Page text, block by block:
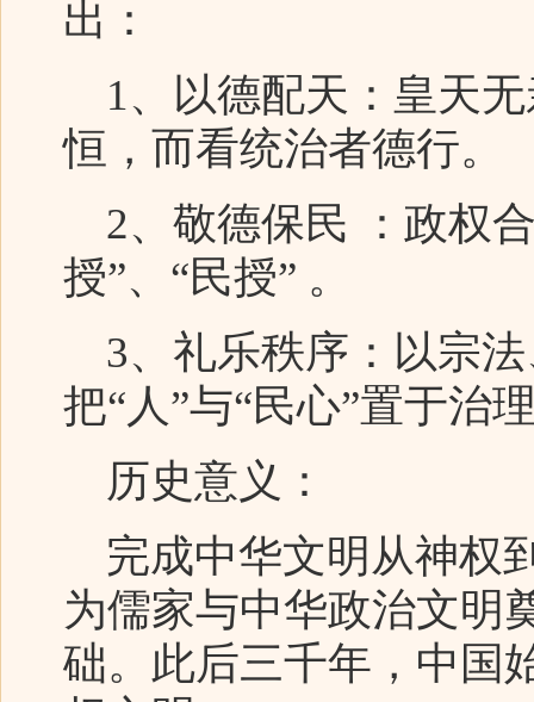
出：
1、以德配天：皇天
恒，而看统治者德行。
2、敬德保民 ：政权
授”、“民授” 。
3、礼乐秩序：以宗
把“人”与“民心”置于治
历史意义：
完成中华文明从神权
为儒家与中华政治文明
础。此后三千年，中国